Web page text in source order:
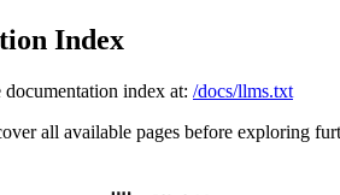
Index
documentation index at: /docs/llms.txt
all available pages before exploring